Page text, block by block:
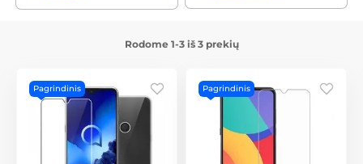
Rodome 1-3 iš 3 prekių
Pagrindinis Pagrindinis